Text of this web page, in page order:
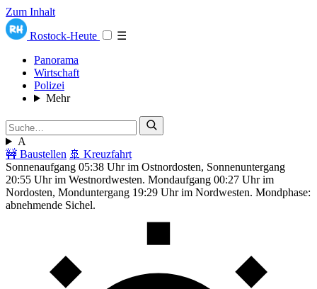
Zum Inhalt
Rostock-Heute
☰
Panorama
Wirtschaft
Polizei
Mehr
A
🚧 Baustellen 🚢 Kreuzfahrt
Sonnenaufgang 05:38 Uhr im Ostnordosten, Sonnenuntergang
20:55 Uhr im Westnordwesten. Mondaufgang 00:27 Uhr im
Nordosten, Monduntergang 19:29 Uhr im Nordwesten. Mondphase:
abnehmende Sichel.